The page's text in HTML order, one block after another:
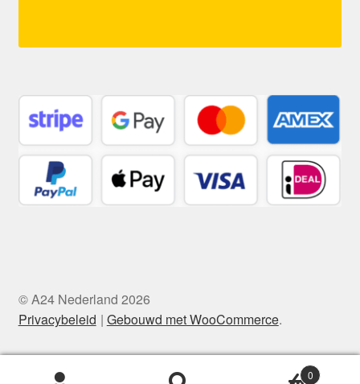
© A24 Nederland 2026
Privacybeleid
Gebouwd met WooCommerce.
0